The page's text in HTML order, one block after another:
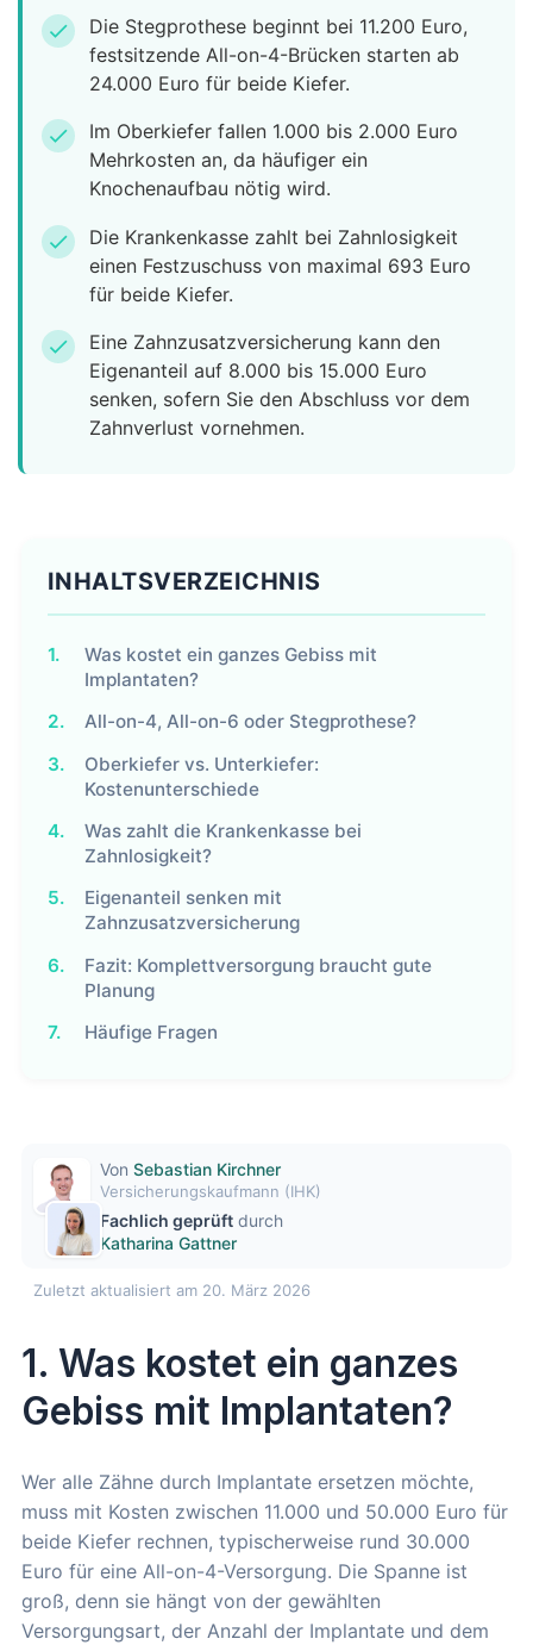
check
Die Stegprothese beginnt bei 11.200 Euro,
festsitzende All-on-4-Brücken starten ab
24.000 Euro für beide Kiefer.
check
Im Oberkiefer fallen 1.000 bis 2.000 Euro
Mehrkosten an, da häufiger ein
Knochenaufbau nötig wird.
check
Die Krankenkasse zahlt bei Zahnlosigkeit
einen Festzuschuss von maximal 693 Euro
für beide Kiefer.
check
Eine Zahnzusatzversicherung kann den
Eigenanteil auf 8.000 bis 15.000 Euro
senken, sofern Sie den Abschluss vor dem
Zahnverlust vornehmen.
INHALTSVERZEICHNIS
1.
Was kostet ein ganzes Gebiss mit
Implantaten?
2.
All-on-4, All-on-6 oder Stegprothese?
3.
Oberkiefer vs. Unterkiefer:
Kostenunterschiede
4.
Was zahlt die Krankenkasse bei
Zahnlosigkeit?
5.
Eigenanteil senken mit
Zahnzusatzversicherung
6.
Fazit: Komplettversorgung braucht gute
Planung
7.
Häufige Fragen
Von Sebastian Kirchner
Versicherungskaufmann (IHK)
Fachlich geprüft durch
Katharina Gattner
Zuletzt aktualisiert am 20. März 2026
1. Was kostet ein ganzes
Gebiss mit Implantaten?
Wer alle Zähne durch Implantate ersetzen möchte,
muss mit Kosten zwischen 11.000 und 50.000 Euro für
beide Kiefer rechnen, typischerweise rund 30.000
Euro für eine All-on-4-Versorgung. Die Spanne ist
groß, denn sie hängt von der gewählten
Versorgungsart, der Anzahl der Implantate und dem